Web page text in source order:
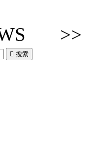
>>
 搜索